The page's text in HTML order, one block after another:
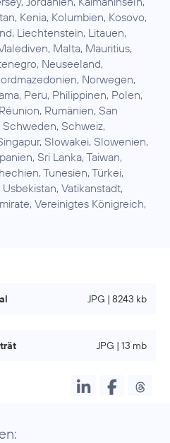
Kenia, Kolumbien, Kosovo,
Liechtenstein, Litauen,
Malta, Mauritius,
Neuseeland,
Norwegen,
Peru, Philippinen, Polen,
Rumänien, San
Schweiz,
Slowakei, Slowenien,
Sri Lanka, Taiwan,
Tunesien, Türkei,
Vatikanstadt,
Vereinigtes Königreich,
JPG | 8243 kb
JPG | 13 mb